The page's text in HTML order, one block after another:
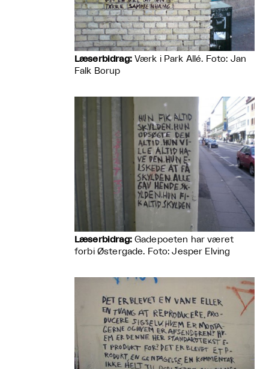
Læserbidrag:Værk i Park Allé. Foto: Jan
Falk Borup
Læserbidrag:Gadepoeten har været
forbi Østergade. Foto: Jesper Elving